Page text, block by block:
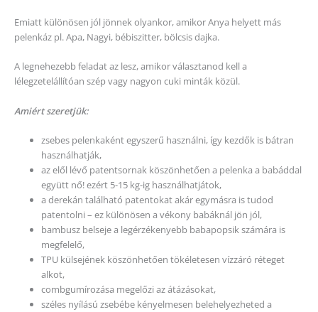
Emiatt különösen jól jönnek olyankor, amikor Anya helyett más
pelenkáz pl. Apa, Nagyi, bébiszitter, bölcsis dajka.
A legnehezebb feladat az lesz, amikor választanod kell a
lélegzetelállítóan szép vagy nagyon cuki minták közül.
Amiért szeretjük:
zsebes pelenkaként egyszerű használni, így kezdők is bátran
használhatják,
az elől lévő patentsornak köszönhetően a pelenka a babáddal
együtt nő! ezért 5-15 kg-ig használhatjátok,
a derekán található patentokat akár egymásra is tudod
patentolni – ez különösen a vékony babáknál jön jól,
bambusz belseje a legérzékenyebb babapopsik számára is
megfelelő,
TPU külsejének köszönhetően tökéletesen vízzáró réteget
alkot,
combgumírozása megelőzi az átázásokat,
széles nyílású zsebébe kényelmesen belehelyezheted a